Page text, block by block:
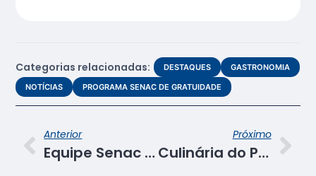
Categorias relacionadas: DESTAQUES
GASTRONOMIA
NOTÍCIAS
PROGRAMA SENAC DE GRATUIDADE
Anterior
Equipe Senac SE reúne famílias de alunas que participam das competições de educação profissional
Próximo
Culinária do Pará traz novas referências gastronômicas para aulas no Senac-SE